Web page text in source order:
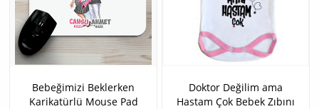
Bebeğimizi Beklerken
Karikatürlü Mouse Pad
Doktor Değilim ama
Hastam Çok Bebek Zıbını